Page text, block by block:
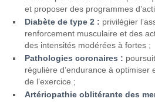
et proposer des programmes
Diabète de type 2 : privilégier
renforcement musculaire et des
des intensités modérées à fortes ;
Pathologies coronaires :
régulière d’endurance à optimiser
de l’exercice ;
Artériopathie oblitérante des